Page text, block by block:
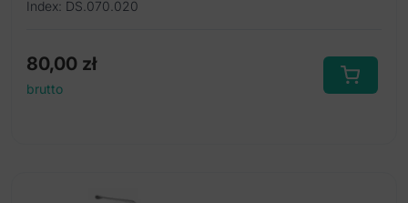
Index: DS.070.020
80,00 zł
brutto